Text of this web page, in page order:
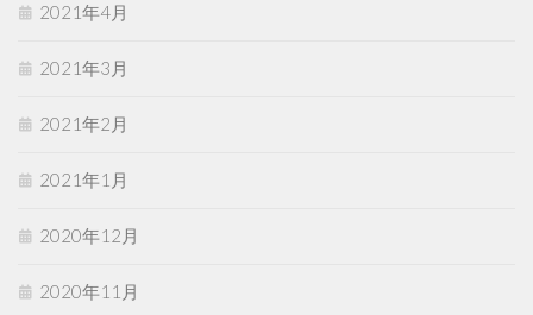
2021年4月
2021年3月
2021年2月
2021年1月
2020年12月
2020年11月